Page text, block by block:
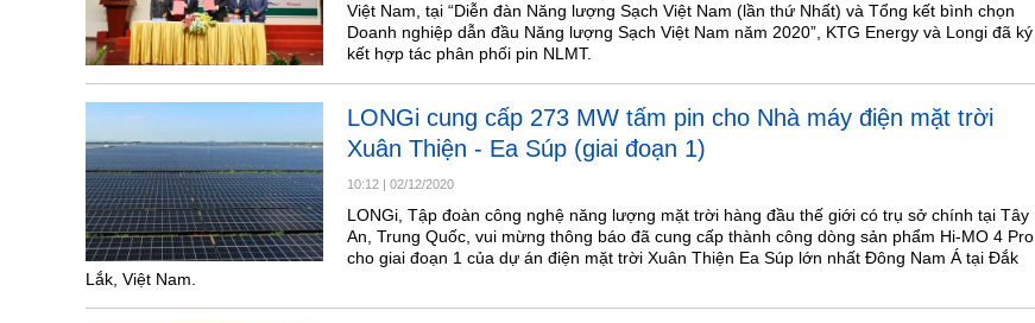
Việt Nam, tại “Diễn đàn Năng lượng Sạch Việt Nam (lần thứ Nhất) và Tổng kết bình chọn
Doanh nghiệp dẫn đầu Năng lượng Sạch Việt Nam năm 2020”, KTG Energy và Longi đã ký
kết hợp tác phân phối pin NLMT.
LONGi cung cấp 273 MW tấm pin cho Nhà máy điện mặt trời
Xuân Thiện - Ea Súp (giai đoạn 1)
10:12 02/12/2020
LONGi, Tập đoàn công nghệ năng lượng mặt trời hàng đầu thế giới có trụ sở chính tại Tây
An, Trung Quốc, vui mừng thông báo đã cung cấp thành công dòng sản phẩm Hi-MO 4 Pro
cho giai đoạn 1 của dự án điện mặt trời Xuân Thiện Ea Súp lớn nhất Đông Nam Á tại Đắk
Lắk, Việt Nam.